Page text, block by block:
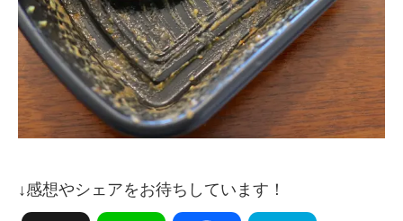
↓感想やシェアをお待ちしています！